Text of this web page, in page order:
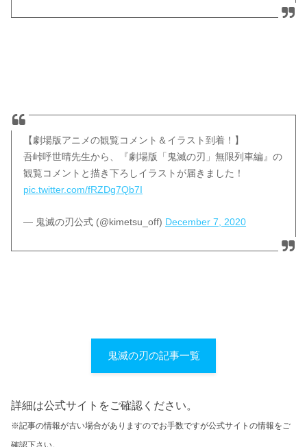
【劇場版アニメの観覧コメント＆イラスト到着！】
吾峠呼世晴先生から、『劇場版「鬼滅の刃」無限列車編』の
観覧コメントと描き下ろしイラストが届きました！
pic.twitter.com/fRZDg7Qb7I
— 鬼滅の刃公式 (@kimetsu_off) December 7, 2020
鬼滅の刃の記事一覧
詳細は公式サイトをご確認ください。
※記事の情報が古い場合がありますのでお手数ですが公式サイトの情報をご